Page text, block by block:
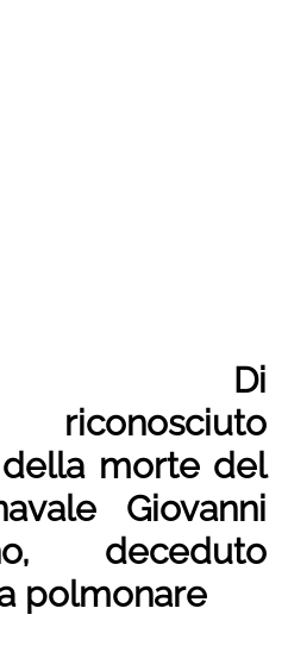
Di
morte del
Giovanni
deceduto
polmonare